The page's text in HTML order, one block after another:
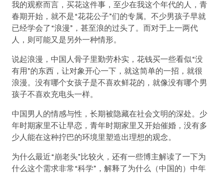
我的观察而言，买花这件事，至少在我这个年代的人，青
春期开始，就不是“花花公子”们的专属。不少男孩子早就
已经学会了“浪漫”，甚至浪的过头了。而对于上一两代
人，则可能又是另外一种情形。
说起浪漫，中国人骨子里勤劳朴实，花钱买一些看似“没
有用”的东西，让对象开心一下，就这简单的一招，就很
浪漫。没有哪个女孩子是不喜欢鲜花的，就像没有哪个男
孩子不喜欢充电头一样。
中国男人的情感与性，长期被隐藏在社会文明的深处。少
年时期家里不让早恋，青年时期家里又开始催婚，没有多
少人能在这种拧巴的环境里塑造出理想的观念。
为什么最近“崩老头”比较火，还有一些博主解读了一下为
什么这个需求非常“科学”，解释了为什么（中国的）中年